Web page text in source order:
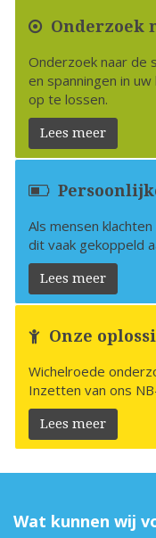
Onderzoek
Onderzoek naar de
en spanningen in
op te lossen.
Lees meer
Als mensen
dit vaak gekoppeld
Lees meer
Onze
Wichelroede
Inzetten van ons
Lees meer
Wat kunnen wij